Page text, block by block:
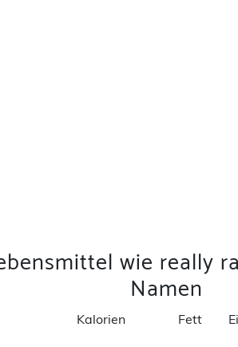
wie really
Namen
Kalorien Fett